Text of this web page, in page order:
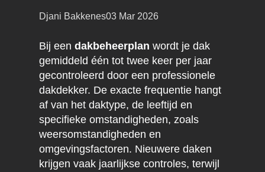
Posted
Djani Bakkenes03 Mar 2026
Bij een dakbeheerplan wordt je dak
gemiddeld één tot twee keer per jaar
gecontroleerd door een professionele
dakdekker. De exacte frequentie hangt
af van het daktype, de leeftijd en
specifieke omstandigheden, zoals
weersomstandigheden en
omgevingsfactoren. Nieuwere daken
krijgen vaak jaarlijkse controles, terwijl